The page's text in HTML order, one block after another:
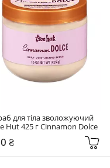
для тіла зволожуючий
Hut 425 г Cinnamon Dolce
₴